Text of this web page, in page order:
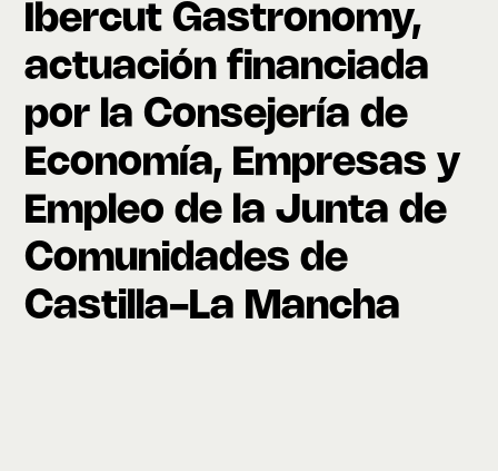
Ibercut Gastronomy,
actuación financiada
por la Consejería de
Economía, Empresas y
Empleo de la Junta de
Comunidades de
Castilla-La Mancha